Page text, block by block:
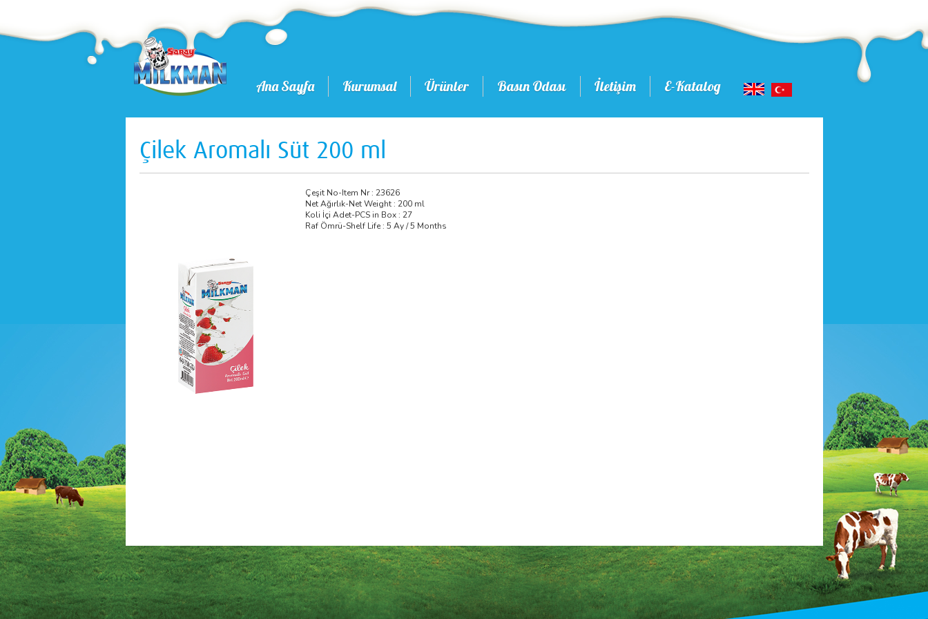
Ana Sayfa Kurumsal Ürünler Basın Odası İletişim E-Katalog
Çilek Aromalı Süt 200 ml
Çeşit No-Item Nr : 23626
Net Ağırlık-Net Weight : 200 ml
Koli İçi Adet-PCS in Box : 27
Raf Ömrü-Shelf Life : 5 Ay / 5 Months